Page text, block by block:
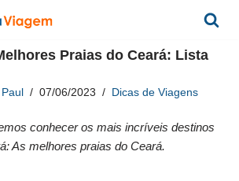
Praias do Ceará: Lista
07/06/2023 Dicas de Viagens
conhecer os mais incríveis destinos
As melhores praias do Ceará.